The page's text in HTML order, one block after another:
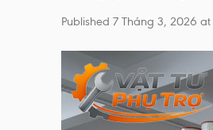
Published 7 Tháng 3, 2026 at